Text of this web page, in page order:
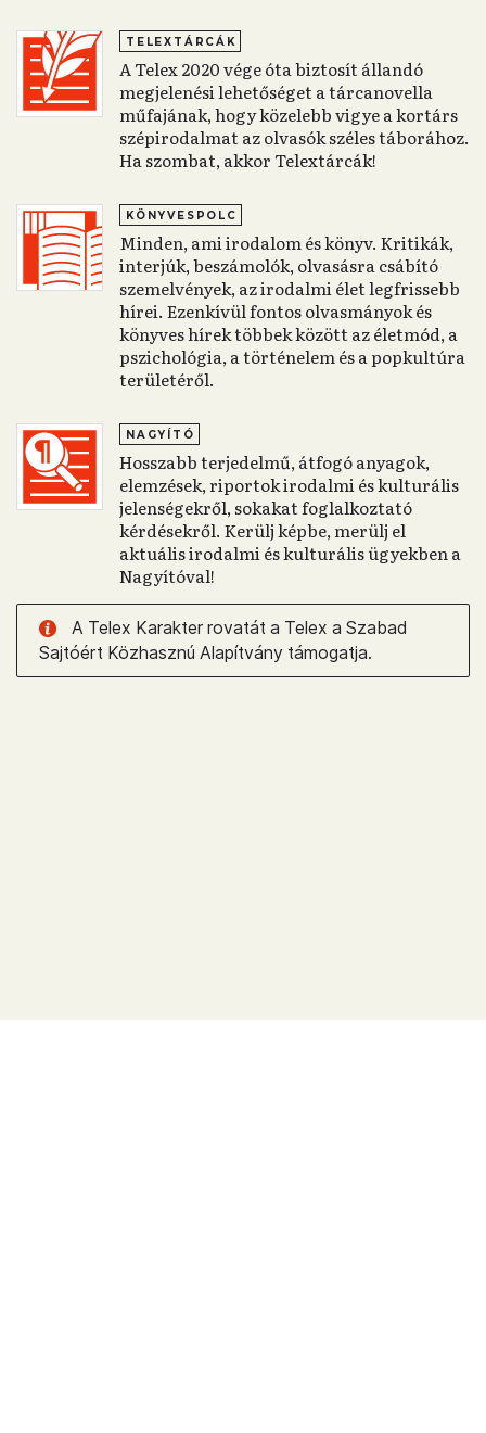
TELEXTÁRCÁK
A Telex 2020 vége óta biztosít állandó
megjelenési lehetőséget a tárcanovella
műfajának, hogy közelebb vigye a kortárs
szépirodalmat az olvasók széles táborához.
Ha szombat, akkor Telextárcák!
KÖNYVESPOLC
Minden, ami irodalom és könyv. Kritikák,
interjúk, beszámolók, olvasásra csábító
szemelvények, az irodalmi élet legfrissebb
hírei. Ezenkívül fontos olvasmányok és
könyves hírek többek között az életmód, a
pszichológia, a történelem és a popkultúra
területéről.
NAGYÍTÓ
Hosszabb terjedelmű, átfogó anyagok,
elemzések, riportok irodalmi és kulturális
jelenségekről, sokakat foglalkoztató
kérdésekről. Kerülj képbe, merülj el
aktuális irodalmi és kulturális ügyekben a
Nagyítóval!
A Telex Karakter rovatát a Telex a Szabad
Sajtóért Közhasznú Alapítvány támogatja.